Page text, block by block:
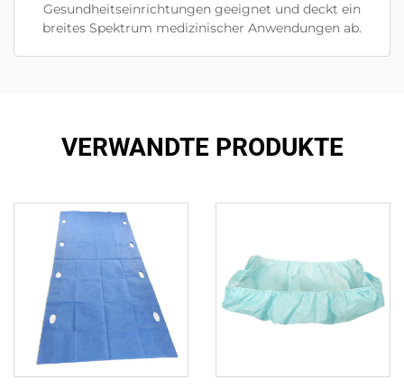
Gesundheitseinrichtungen geeignet und deckt ein
breites Spektrum medizinischer Anwendungen ab.
VERWANDTE PRODUKTE